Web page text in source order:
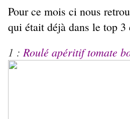
Pour ce mois ci nous
qui était déjà dans le top
1 :Roulé apéritif tomate